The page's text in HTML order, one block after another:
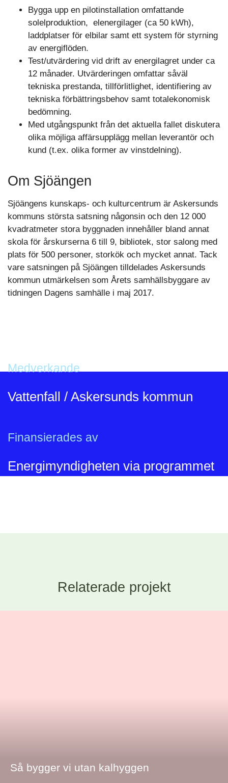
Bygga upp en pilotinstallation omfattande
solelproduktion, elenergilager (ca 50 kWh),
laddplatser för elbilar samt ett system för styrning
av energiflöden.
Test/utvärdering vid drift av energilagret under ca
12 månader. Utvärderingen omfattar såväl
tekniska prestanda, tillförlitlighet, identifiering av
tekniska förbättringsbehov samt totalekonomisk
bedömning.
Med utgångspunkt från det aktuella fallet diskutera
olika möjliga affärsupplägg mellan leverantör och
kund (t.ex. olika former av vinstdelning).
Om Sjöängen
Sjöängens kunskaps- och kulturcentrum är Askersunds
kommuns största satsning någonsin och den 12 000
kvadratmeter stora byggnaden innehåller bland annat
skola för årskurserna 6 till 9, bibliotek, stor salong med
plats för 500 personer, storkök och mycket annat. Tack
vare satsningen på Sjöängen tilldelades Askersunds
kommun utmärkelsen som Årets samhällsbyggare av
tidningen Dagens samhälle i maj 2017.
Medverkande
Vattenfall / Askersunds kommun
Finansierades av
Energimyndigheten via programmet
Relaterade projekt
Så bygger vi utan kalhyggen